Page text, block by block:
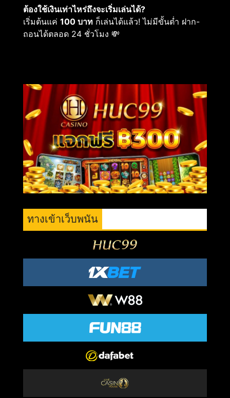
ต้องใช้เงินเท่าไหร่ถึงจะเริ่มเล่นได้?
เริ่มต้นแค่ 100 บาท ก็เล่นได้แล้ว! ไม่มีขั้นต่ำ ฝาก-
ถอนได้ตลอด 24 ชั่วโมง 💸
ทางเข้าเว็บพนัน